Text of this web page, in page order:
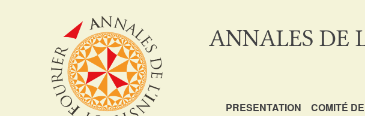
ANNALES DE
PRESENTATION COMITÉ